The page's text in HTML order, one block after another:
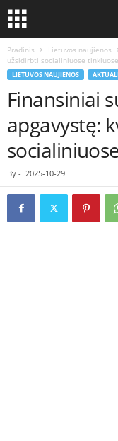
Pradinis Lietuvos naujienos
užsidirbti socialiniuose tinkluose
LIETUVOS NAUJIENOS
Finansiniai
apgavystę:
By - 2025-10-29